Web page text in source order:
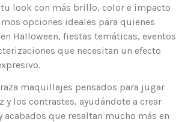
look con más brillo, color e impacto
opciones ideales para quienes
Halloween, fiestas temáticas, eventos
que necesitan un efecto
maquillajes pensados para jugar
y los contrastes, ayudándote a crear
acabados que resaltan mucho más en